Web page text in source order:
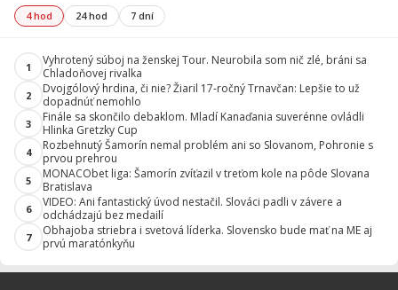
4 hod 24 hod 7 dní
1
Vyhrotený súboj na ženskej Tour. Neurobila som nič zlé, bráni sa
Chladoňovej rivalka
2
Dvojgólový hrdina, či nie? Žiaril 17-ročný Trnavčan: Lepšie to už
dopadnúť nemohlo
3
Finále sa skončilo debaklom. Mladí Kanaďania suverénne ovládli
Hlinka Gretzky Cup
4
Rozbehnutý Šamorín nemal problém ani so Slovanom, Pohronie s
prvou prehrou
5
MONACObet liga: Šamorín zvíťazil v treťom kole na pôde Slovana
Bratislava
6
VIDEO: Ani fantastický úvod nestačil. Slováci padli v závere a
odchádzajú bez medailí
7
Obhajoba striebra i svetová líderka. Slovensko bude mať na ME aj
prvú maratónkyňu